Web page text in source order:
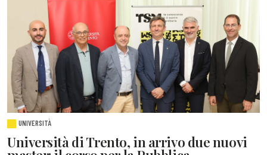
UNIVERSITÀ
Università di Trento, in arrivo due nuovi